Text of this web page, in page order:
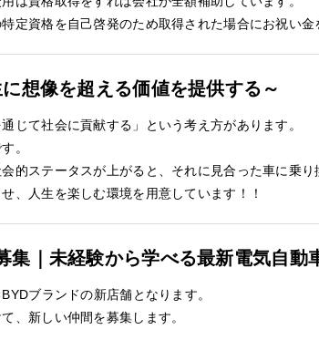
定資格を自己啓発のため取得された場合にお祝い
想像を超える価値を提供する～
じて社会に貢献する」という考え方があります。
。
的ステータスが上がると、それに見合った車に乗り
、人生を楽しむ環境を用意しています！！
集｜未経験から学べる最新電気自動
ブランドの新店舗となります。
、新しい仲間を募集します。